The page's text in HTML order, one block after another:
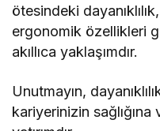
ötesindeki
ergonomik özellikleri
akıllıca yaklaşımdır.
Unutmayın,
kariyerinizin sağlığına